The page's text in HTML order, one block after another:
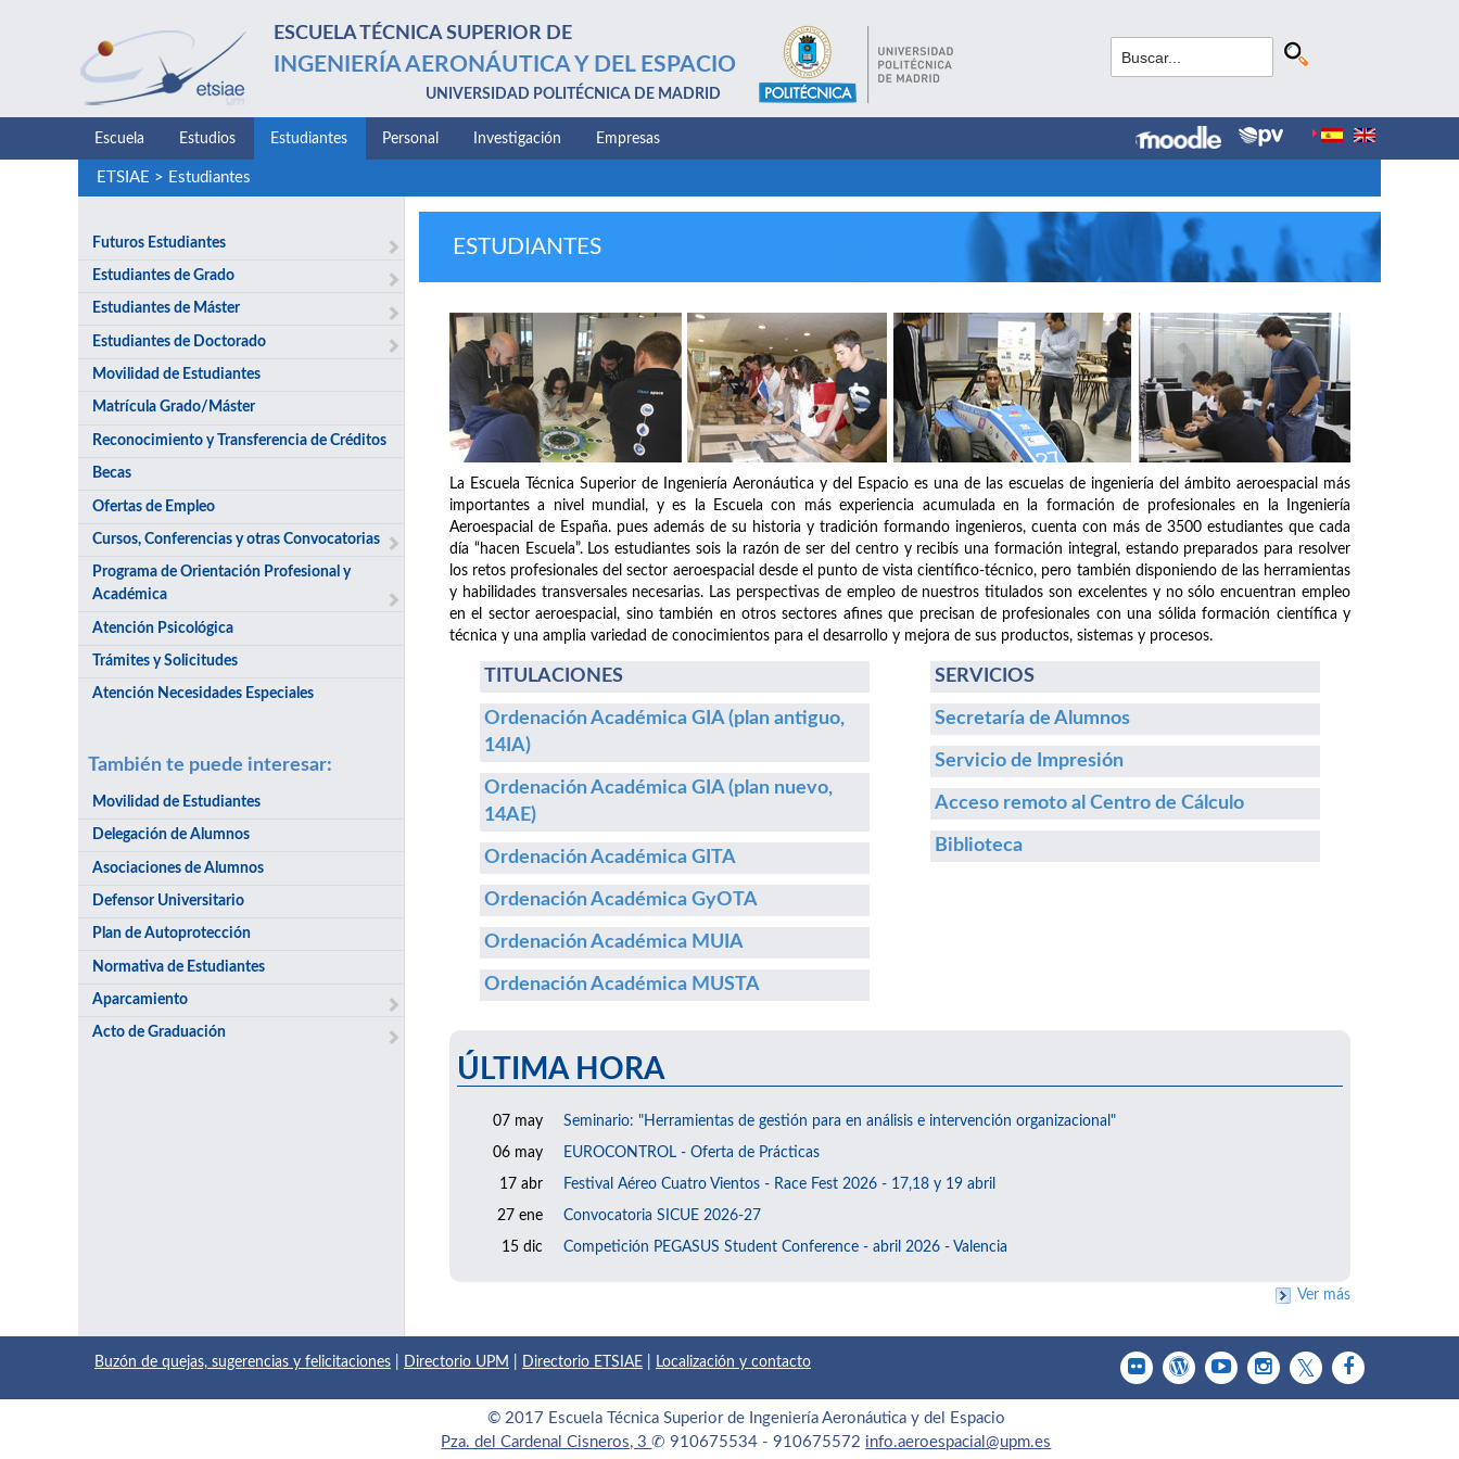
ESCUELA TÉCNICA SUPERIOR DE
INGENIERÍA AERONÁUTICA Y DEL ESPACIO
UNIVERSIDAD POLITÉCNICA DE MADRID
Escuela Estudios Estudiantes Personal Investigación Empresas
ETSIAE > Estudiantes
Futuros Estudiantes
Estudiantes de Grado
Estudiantes de Máster
Estudiantes de Doctorado
Movilidad de Estudiantes
Matrícula Grado/Máster
Reconocimiento y Transferencia de Créditos
Becas
Ofertas de Empleo
Cursos, Conferencias y otras Convocatorias
Programa de Orientación Profesional y
Académica
Atención Psicológica
Trámites y Solicitudes
Atención Necesidades Especiales
También te puede interesar:
Movilidad de Estudiantes
Delegación de Alumnos
Asociaciones de Alumnos
Defensor Universitario
Plan de Autoprotección
Normativa de Estudiantes
Aparcamiento
Acto de Graduación
ESTUDIANTES
La Escuela Técnica Superior de Ingeniería Aeronáutica y del Espacio es una de las escuelas de ingeniería del ámbito aeroespacial más
importantes a nivel mundial, y es la Escuela con más experiencia acumulada en la formación de profesionales en la Ingeniería
Aeroespacial de España. pues además de su historia y tradición formando ingenieros, cuenta con más de 3500 estudiantes que cada
día “hacen Escuela”. Los estudiantes sois la razón de ser del centro y recibís una formación integral, estando preparados para resolver
los retos profesionales del sector aeroespacial desde el punto de vista científico-técnico, pero también disponiendo de las herramientas
y habilidades transversales necesarias. Las perspectivas de empleo de nuestros titulados son excelentes y no sólo encuentran empleo
en el sector aeroespacial, sino también en otros sectores afines que precisan de profesionales con una sólida formación científica y
técnica y una amplia variedad de conocimientos para el desarrollo y mejora de sus productos, sistemas y procesos.
TITULACIONES
Ordenación Académica GIA (plan antiguo,
14IA)
Ordenación Académica GIA (plan nuevo,
14AE)
Ordenación Académica GITA
Ordenación Académica GyOTA
Ordenación Académica MUIA
Ordenación Académica MUSTA
SERVICIOS
Secretaría de Alumnos
Servicio de Impresión
Acceso remoto al Centro de Cálculo
Biblioteca
ÚLTIMA HORA
07 may Seminario: "Herramientas de gestión para en análisis e intervención organizacional"
06 may EUROCONTROL - Oferta de Prácticas
17 abr Festival Aéreo Cuatro Vientos - Race Fest 2026 - 17,18 y 19 abril
27 ene Convocatoria SICUE 2026-27
15 dic Competición PEGASUS Student Conference - abril 2026 - Valencia
Ver más
Buzón de quejas, sugerencias y felicitaciones Directorio UPM Directorio ETSIAE Localización y contacto
© 2017 Escuela Técnica Superior de Ingeniería Aeronáutica y del Espacio
Pza. del Cardenal Cisneros, 3✆ 910675534 - 910675572 info.aeroespacial@upm.es